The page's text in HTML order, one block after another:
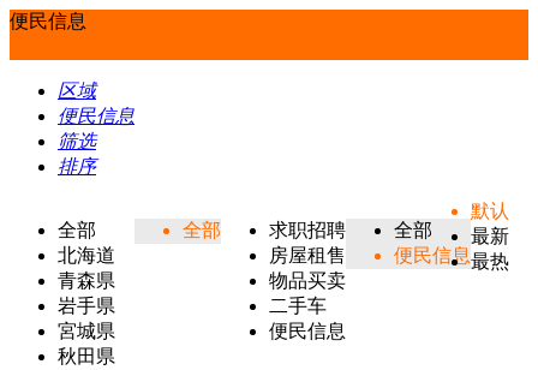
便民信息
区域
便民信息
筛选
排序
全部
北海道
青森県
岩手県
宮城県
秋田県
全部
求职招聘
房屋租售
物品买卖
二手车
便民信息
全部
便民信息
默认
最新
最热